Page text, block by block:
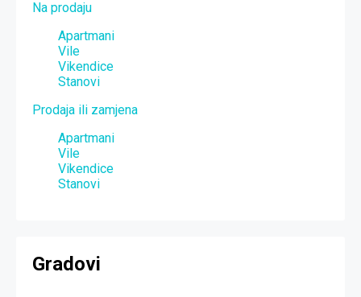
Na prodaju
Apartmani
Vile
Vikendice
Stanovi
Prodaja ili zamjena
Apartmani
Vile
Vikendice
Stanovi
Gradovi